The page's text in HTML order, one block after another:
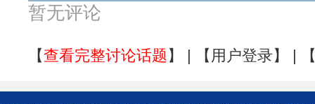
暂无评论
【查看完整讨论话题】 | 【 用户登录】 |